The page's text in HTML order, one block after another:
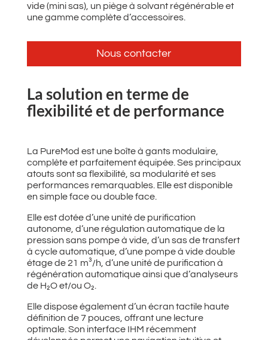
vide (mini sas), un piège à solvant régénérable et
une gamme complète d’accessoires.
Nous contacter
La solution en terme de
flexibilité et de performance
La PureMod est une boîte à gants modulaire,
complète et parfaitement équipée. Ses principaux
atouts sont sa flexibilité, sa modularité et ses
performances remarquables. Elle est disponible
en simple face ou double face.
Elle est dotée d’une unité de purification
autonome, d’une régulation automatique de la
pression sans pompe à vide, d’un sas de transfert
à cycle automatique, d’une pompe à vide double
étage de 21 m³/h, d’une unité de purification à
régénération automatique ainsi que d’analyseurs
de H₂O et/ou O₂.
Elle dispose également d’un écran tactile haute
définition de 7 pouces, offrant une lecture
optimale. Son interface IHM récemment